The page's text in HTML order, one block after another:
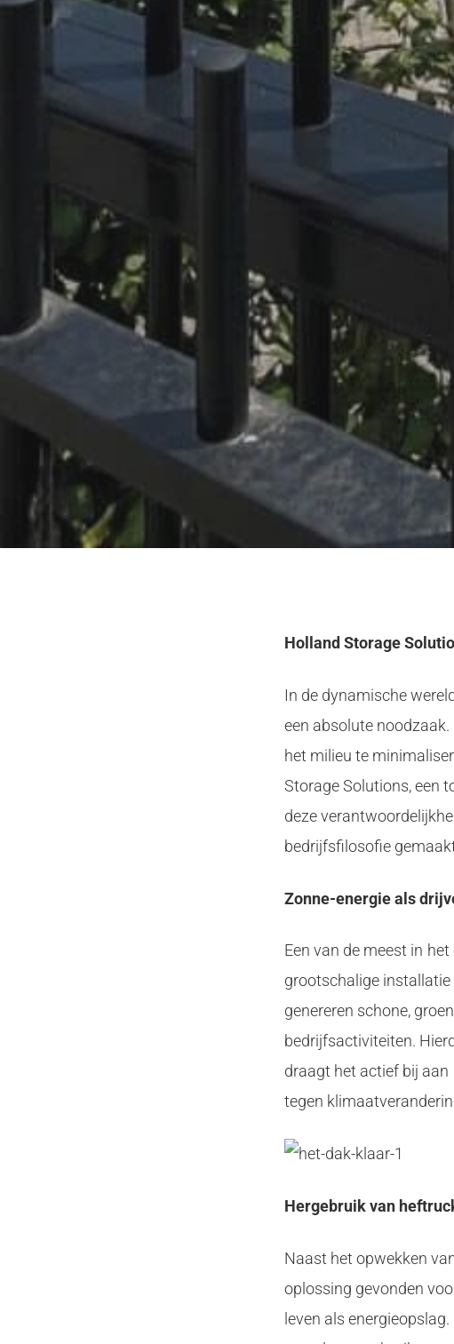
Holland Storage
In de dynamische
een absolute
het milieu te
Storage Solutions, een
deze
bedrijfsfilosofie
Zonne-energie als
Een van de meest in
grootschalige installatie
genereren schone,
bedrijfsactiviteiten.
draagt het actief bij aan
tegen
Hergebruik van
Naast het opwekken
oplossing gevonden
leven als